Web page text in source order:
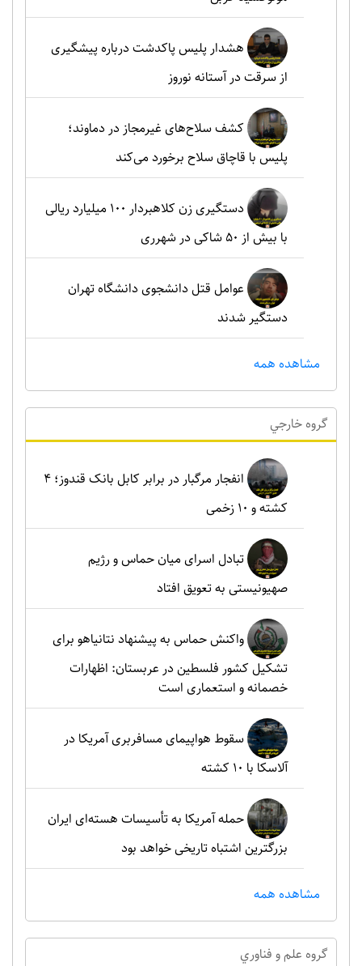
هشدار پلیس پاکدشت درباره پیشگیری
از سرقت در آستانه نوروز
کشف سلاح‌های غیرمجاز در دماوند؛
پلیس با قاچاق سلاح برخورد می‌کند
دستگیری زن کلاهبردار ۱۰۰ میلیارد ریالی
با بیش از ۵۰ شاکی در شهرری
عوامل قتل دانشجوی دانشگاه تهران
دستگیر شدند
مشاهده همه
گروه خارجي
انفجار مرگبار در برابر کابل بانک قندوز؛ ۴
کشته و ۱۰ زخمی
تبادل اسرای میان حماس و رژیم
صهیونیستی به تعویق افتاد
واکنش حماس به پیشنهاد نتانیاهو برای
تشکیل کشور فلسطین در عربستان: اظهارات
خصمانه و استعماری است
سقوط هواپیمای مسافربری آمریکا در
آلاسکا با ۱۰ کشته
حمله آمریکا به تأسیسات هسته‌ای ایران
بزرگترین اشتباه تاریخی خواهد بود
مشاهده همه
گروه علم و فناوري